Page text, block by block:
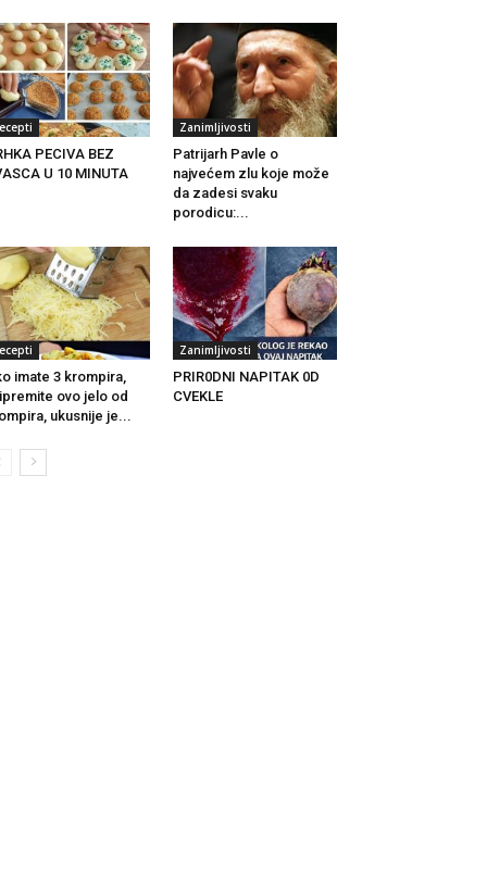
PECIVA BEZ
U 10 MINUTA
Zanimljivosti
Patrijarh Pavle o
najvećem zlu koje može
da zadesi svaku
porodicu:...
imate 3 krompira,
ovo jelo od
ukusnije je...
Zanimljivosti
PRIR0DNI NAPITAK 0D
CVEKLE